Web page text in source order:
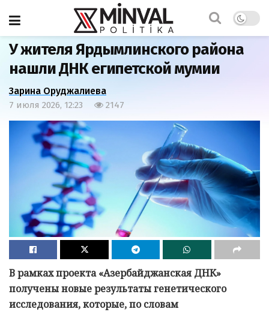
Главная Общество
У жителя Ярдымлинского района
нашли ДНК египетской мумии
Зарина Оруджалиева
7 июля 2026, 12:23 2147
В рамках проекта «Азербайджанская ДНК»
получены новые результаты генетического
исследования, которые, по словам